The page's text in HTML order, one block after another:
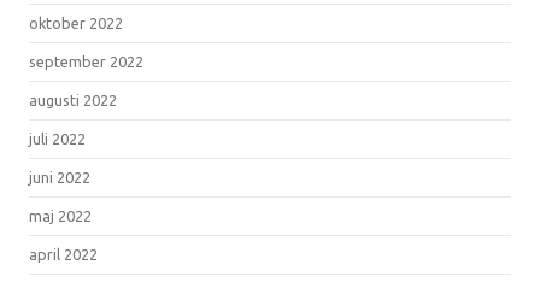
oktober 2022
september 2022
augusti 2022
juli 2022
juni 2022
maj 2022
april 2022